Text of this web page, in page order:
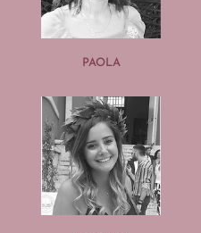
PAOLA